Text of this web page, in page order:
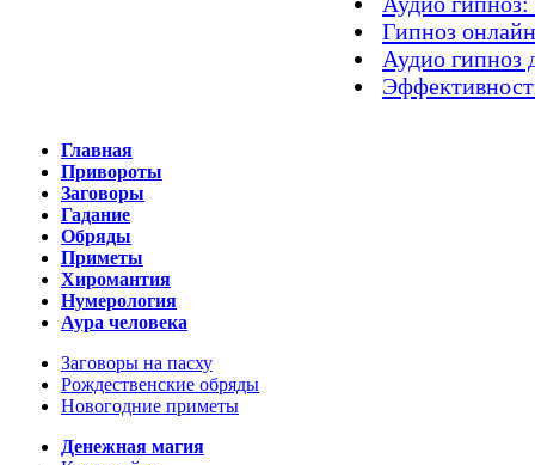
Гипноз
Аудио гипноз
Главная
Привороты
Заговоры
Гадание
Обряды
Приметы
Хиромантия
Нумерология
Аура человека
Заговоры на пасху
Рождественские обряды
Новогодние приметы
Денежная магия